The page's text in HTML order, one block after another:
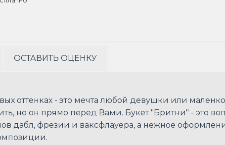
ОСТАВИТЬ ОЦЕНКУ
оттенках - это мечта любой девушки или
но он прямо перед Вами. Букет "Бритни" - это
дабл, фрезии и ваксфлауера, а нежное